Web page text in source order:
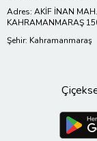
Adres: AKİF İNAN
KAHRAMANMARAŞ
Şehir: Kahramanmaraş